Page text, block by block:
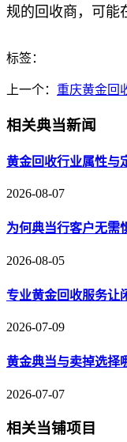
规的回收商，可能
标签：
上一个： 重庆黄金回
相关典当新闻
黄金回收行业属性与
2026-08-07
为何典当行客户无需
2026-08-05
专业黄金回收服务让
2026-07-09
黄金典当与卖掉选择
2026-07-07
相关当铺项目